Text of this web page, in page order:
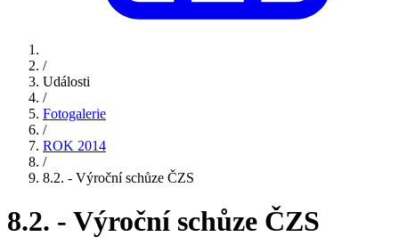
/
Události
/
Fotogalerie
/
ROK 2014
/
8.2. - Výroční schůze ČZS
8.2. - Výroční schůze ČZS